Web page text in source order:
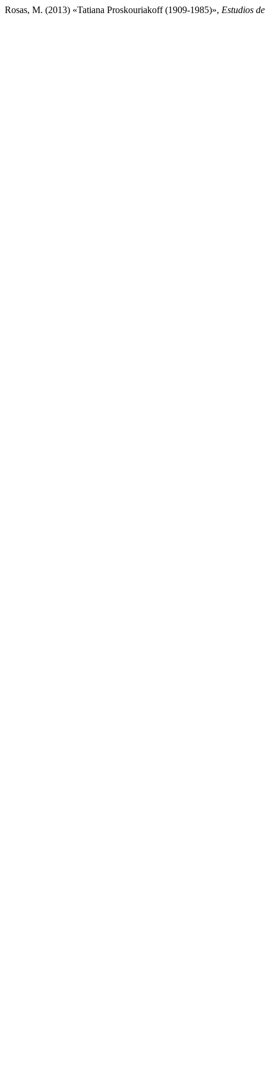
Rosas, M. (2013) «Tatiana Proskouriakoff (1909-1985)», Estudios